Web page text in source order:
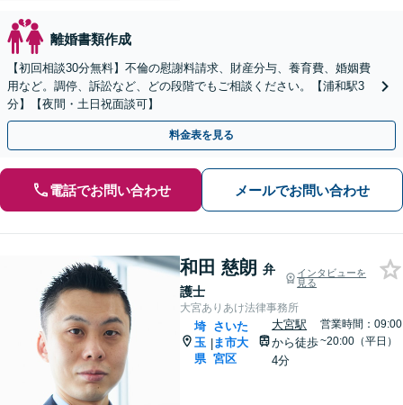
離婚書類作成
【初回相談30分無料】不倫の慰謝料請求、財産分与、養育費、婚姻費
用など。調停、訴訟など、どの段階でもご相談ください。【浦和駅3
分】【夜間・土日祝面談可】
料金表を見る
電話でお問い合わせ メールでお問い合わせ
和田 慈朗 弁
護士
インタビューを
見る
大宮ありあけ法律事務所
埼
玉
県
|
さいた
ま市大
宮区
大宮駅
から徒歩
4分
営業時間：09:00
~20:00（平日）